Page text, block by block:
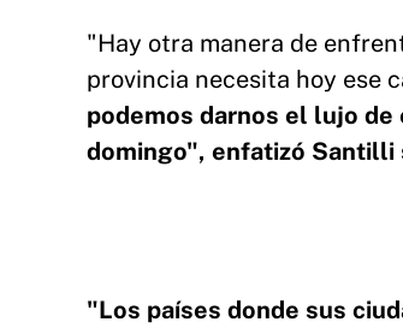
"Hay otra manera de
provincia necesita hoy ese
podemos darnos el lujo de
domingo", enfatizó Santilli
"Los países donde sus